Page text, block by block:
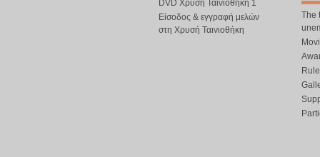
DVD Χρυσή Ταινιοθήκη 1
Είσοδος & εγγραφή μελών
στη Χρυσή Ταινιοθήκη
The